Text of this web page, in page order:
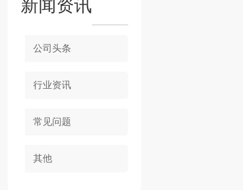
新闻资讯
公司头条
行业资讯
常见问题
其他